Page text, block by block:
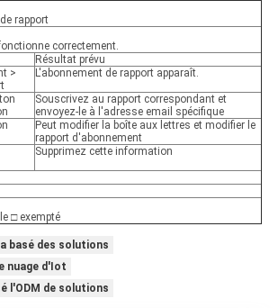
rapport
correctement.
Résultat prévu
>
L'abonnement de rapport apparaît.
Souscrivez au rapport correspondant et
envoyez-le à l'adresse email spécifique
Peut modifier la boîte aux lettres et modifier le
rapport d'abonnement
Supprimez cette information
□ exempté
basé des solutions
nuage d'Iot
l'ODM de solutions